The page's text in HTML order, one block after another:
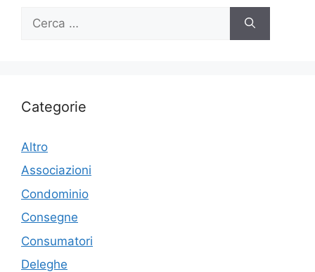
per:
Categorie
Altro
Associazioni
Condominio
Consegne
Consumatori
Deleghe